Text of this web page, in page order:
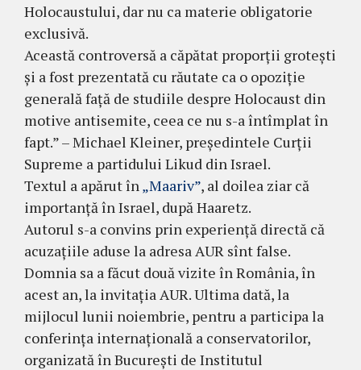
Holocaustului, dar nu ca materie obligatorie
exclusivă.
Această controversă a căpătat proporții grotești
și a fost prezentată cu răutate ca o opoziție
generală față de studiile despre Holocaust din
motive antisemite, ceea ce nu s-a întîmplat în
fapt.” – Michael Kleiner, președintele Curții
Supreme a partidului Likud din Israel.
Textul a apărut în „Maariv”, al doilea ziar că
importanță în Israel, după Haaretz.
Autorul s-a convins prin experiență directă că
acuzațiile aduse la adresa AUR sînt false.
Domnia sa a făcut două vizite în România, în
acest an, la invitația AUR. Ultima dată, la
mijlocul lunii noiembrie, pentru a participa la
conferința internațională a conservatorilor,
organizată în București de Institutul